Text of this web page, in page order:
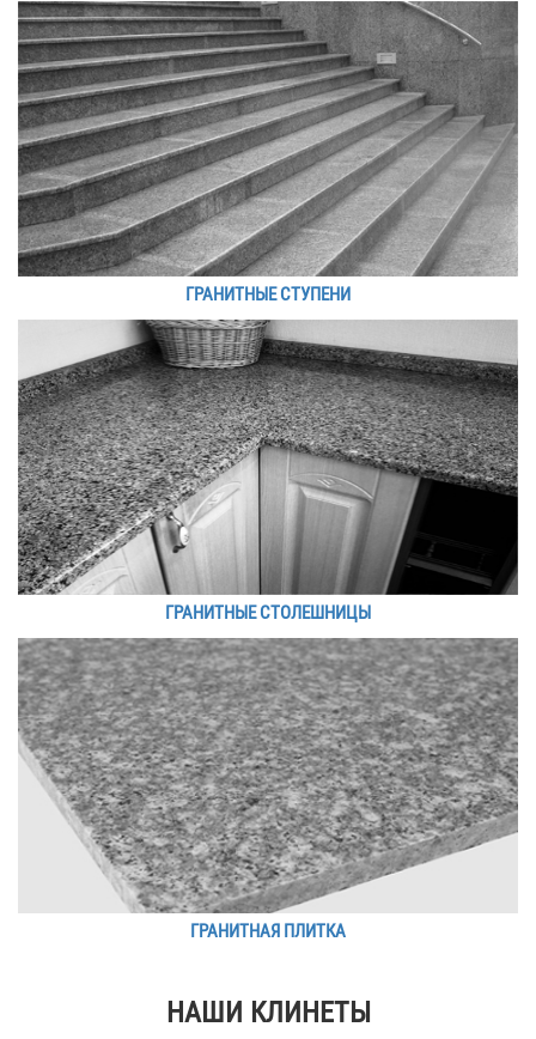
ГРАНИТНЫЕ СТУПЕНИ
ГРАНИТНЫЕ СТОЛЕШНИЦЫ
ГРАНИТНАЯ ПЛИТКА
НАШИ КЛИНЕТЫ